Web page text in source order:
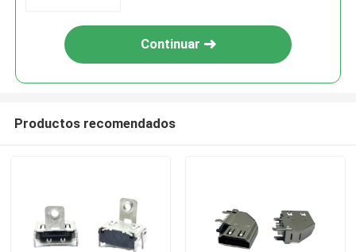
Continuar
Productos recomendados